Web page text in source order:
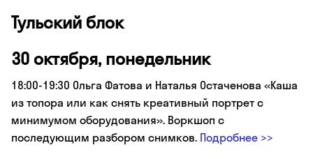
Тульский блок
30 октября, понедельник
18:00-19:30 Ольга Фатова и Наталья Остаченова «Каша
из топора или как снять креативный портрет с
минимумом оборудования». Воркшоп с
последующим разбором снимков. Подробнее >>